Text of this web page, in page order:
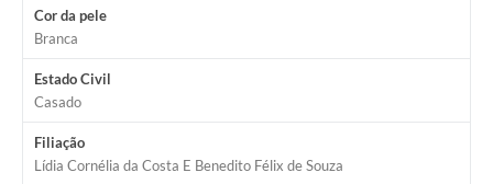
Participe mais
Editais
Telefones Úteis
Cor da pele
Branca
Estado Civil
Casado
Filiação
Lídia Cornélia da Costa E Benedito Félix de Souza